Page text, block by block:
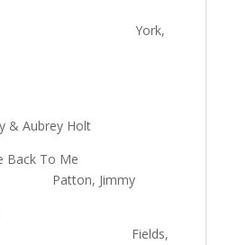
& Aubrey Holt
Back To Me
Jimmy